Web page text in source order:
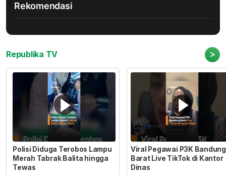
Rekomendasi
Republika TV >
Polisi Diduga Terobos Lampu
Merah Tabrak Balita hingga
Tewas
Viral Pegawai P3K Bandung
Barat Live TikTok di Kantor
Dinas